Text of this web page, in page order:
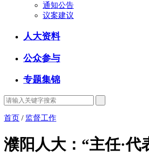
通知公告
议案建议
人大资料
公众参与
专题集锦
首页 / 监督工作
濮阳人大：“主任·